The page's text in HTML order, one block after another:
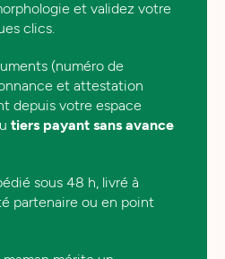
et validez votre
clics.
(numéro de
et attestation
depuis votre espace
tiers payant sans avance
sous 48 h, livré à
partenaire ou en point